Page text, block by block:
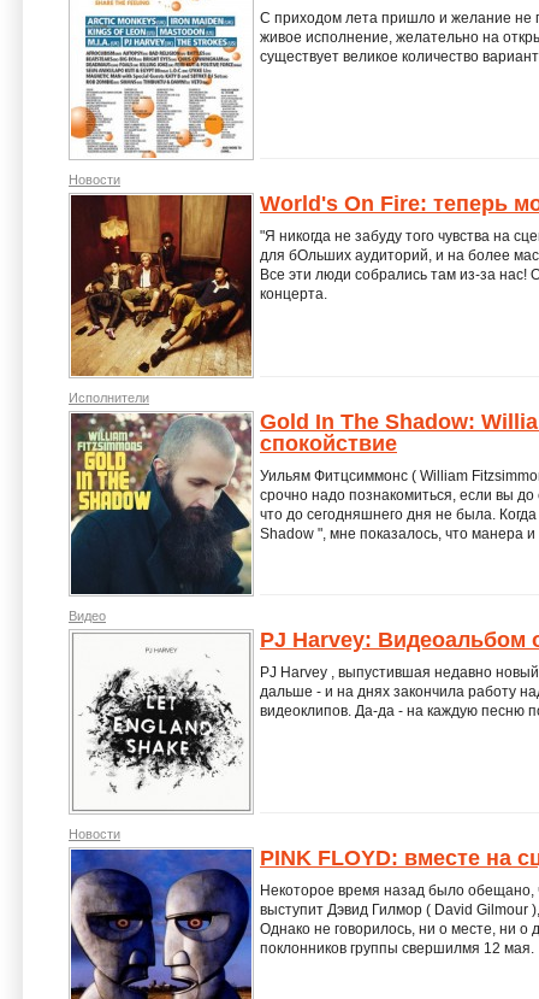
С приходом лета пришло и желание не
живое исполнение, желательно на
существует великое количество
Новости
World's On Fire: теперь
"Я никогда не забуду того чувства на
для бОльших аудиторий, и на более
Все эти люди собрались там из-за нас!
концерта.
Исполнители
Gold In The Shadow:
спокойствие
Уильям Фитцсиммонс ( William
срочно надо познакомиться, если вы
что до сегодняшнего дня не была.
Shadow ", мне показалось, что манера
Видео
PJ Harvey: Видеоальбом
PJ Harvey , выпустившая недавно
дальше - и на днях закончила работу
видеоклипов. Да-да - на каждую песню
Новости
PINK FLOYD: вместе на
Некоторое время назад было
выступит Дэвид Гилмор ( David Gilmour
Однако не говорилось, ни о месте, ни
поклонников группы свершилмя 12 мая.